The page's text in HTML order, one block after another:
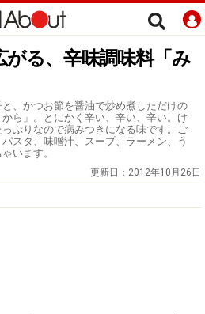
る、辛味調味料「み
、かつお節を醤油で炒め煮しただけの
ら」。とにかく辛い、辛い、辛い。け
ぷりなので病みつきになる味です。ご
スタ、味噌汁、スープ、ラーメン、う
います。
更新日： 2012年10月26日